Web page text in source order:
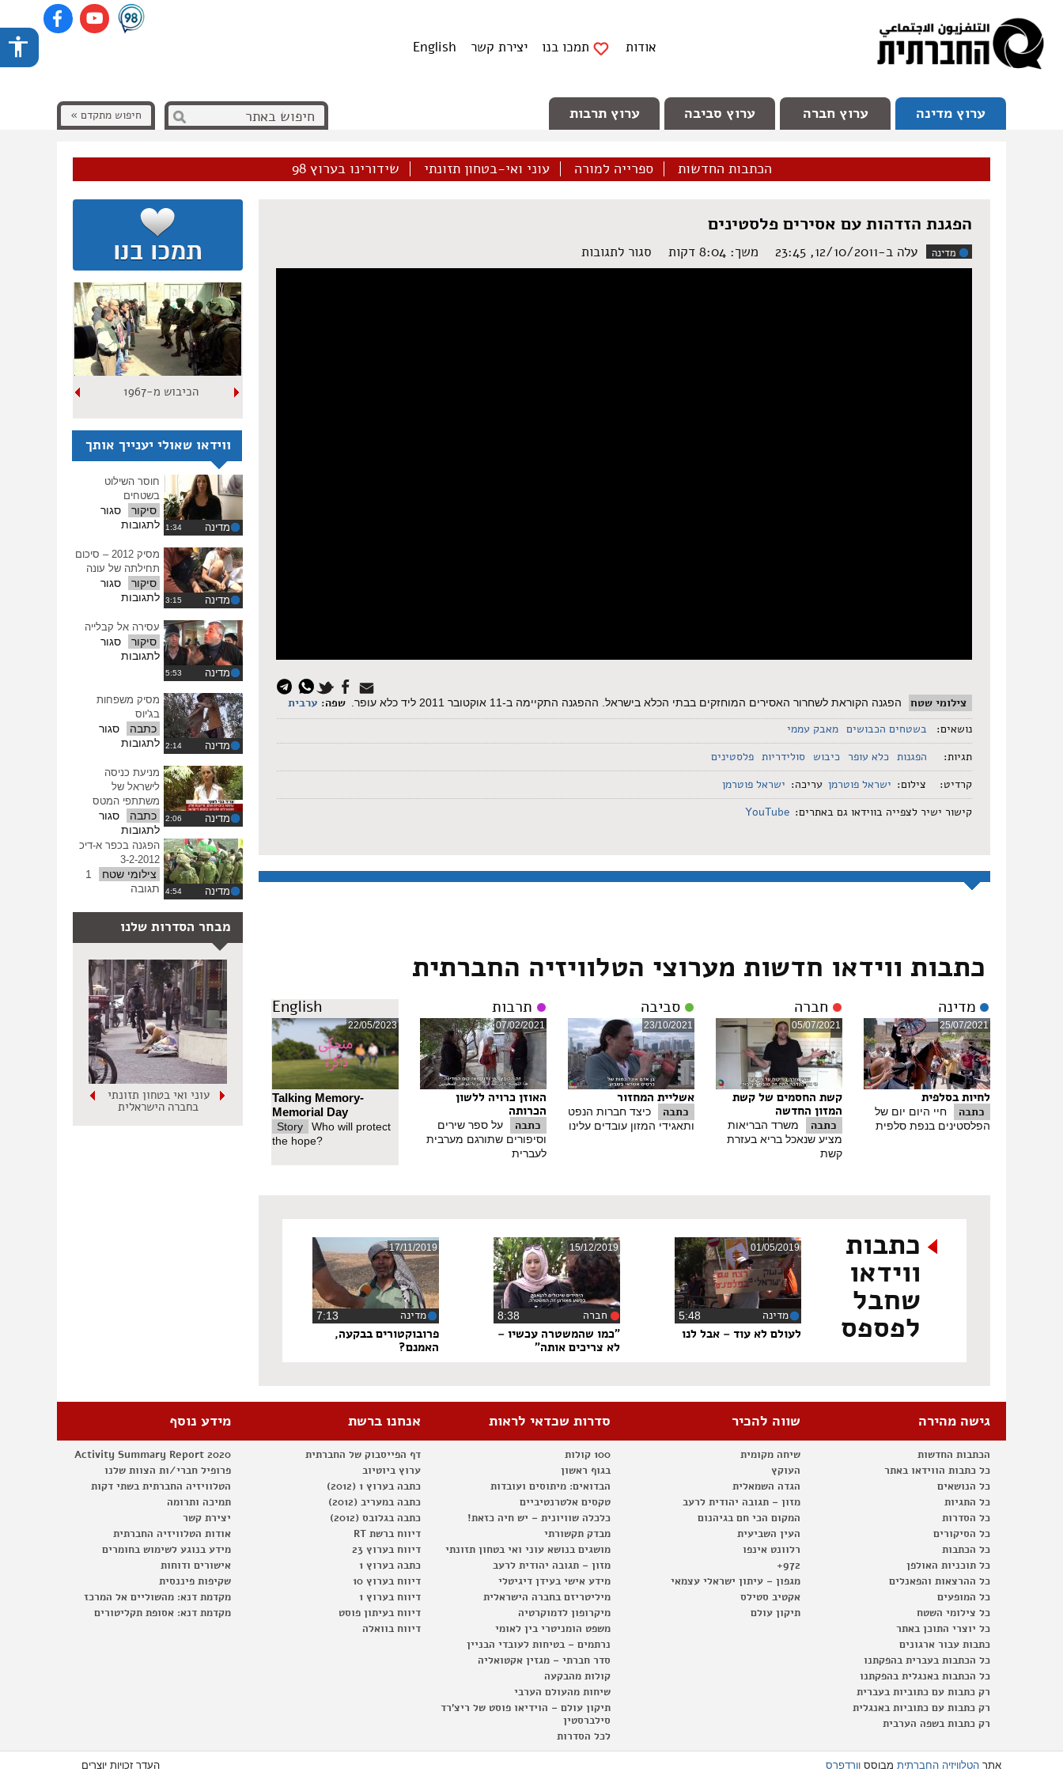
אודות תמכו בנו יצירת קשר English
ערוץ מדינה ערוץ חברה ערוץ סביבה ערוץ תרבות חיפוש מתקדם »
הכתבות החדשות ספרייה למורה עוני ואי-בטחון תזונתי שידורינו בערוץ 98
הפגנת הזדהות עם אסירים פלסטינים
מדינה עלה ב-12/10/2011, 23:45 משך: ‏8:04 דקות סגור לתגובותעל
הפגנת
צילומי שטח הפגנה הקוראת לשחרור האסירים המוחזקים בבתי הכלא בישראל. ההפגנה התקיימה ב-11 אוקטובר 2011 ליד כלא עופר. שפה: ערבית
נושאים:
בשטחים הכבושים מאבק עממי
תגיות:
הפגנות כלא עופר כיבוש סולידריות פלסטינים
קרדיט:
צילום: ישראל פוטרמן עריכה: ישראל פוטרמן
קישור ישיר לצפייה בווידאו גם באתרים: YouTube
כתבות ווידאו חדשות מערוצי הטלוויזיה החברתית
מדינה
25/07/2021
לחיות בסלפית
כתבה
חיי היום יום של
הפלסטינים בנפת סלפית
חברה
05/07/2021
קשת החסמים של קשת
המזון החדשה
כתבה
משרד הבריאות
מציע שנאכל בריא בעזרת
קשת
סביבה
23/10/2021
אשליית המחזור
כתבה
כיצד חברות הנפט
ותאגידי המזון עובדים עלינו
תרבות
07/02/2021
האוזן כרויה ללשון
הכרותה
כתבה
על ספר שירים
וסיפורים שתורגם מערבית
לעברית
English
22/05/2023
Talking Memory-
Memorial Day
Story
Who will protect
the hope?
הכיבוש מ-1967
ווידאו שאולי יענייך אותך
מדינה
חוסר השילוט
בשטחים
סיקור
סגור
לתגובותעל
השילוט
בשטחים
מדינה
מסיק 2012 – סיכום
תחילתה של עונה
סיקור
סגור
לתגובותעל
2012
–
סיכום
עונה
מדינה
עסירה אל קבלייה
סיקור
סגור
לתגובותעל
קבלייה
מדינה
מסיק משפחות
בג'יוס
כתבה
סגור
לתגובותעל
משפחות
בג'יוס
מדינה
מניעת כניסה
לישראל של
משתתפי המטס
כתבה
סגור
לתגובותעל
מניעת
כניסה
לישראל
המטס
מדינה
הפגנה בכפר א-דיכ
3-2-2012
צילומי שטח
1
תגובה
מבחר הסדרות שלנו
עוני ואי בטחון תזונתי
בחברה הישראלית
כתבות
ווידאו
שחבל
לפספס
01/05/2019
מדינה
לעולם לא עוד – אבל לנו
15/12/2019
חברה
"כמו שהמשטרה עכשיו –
לא צריכים אותה"
17/11/2019
מדינה
פרובוקטורים בבקעה,
האמנם?
גישה מהירה
הכתבות החדשות
כל כתבות הווידאו באתר
כל הנושאים
כל התגיות
כל הסדרות
כל הסיקורים
כל הכתבות
כל תוכניות האולפן
כל ההרצאות והפאנלים
כל המופעים
כל צילומי השטח
כל יוצרי התוכן באתר
כתבות עבור ארגונים
כל הכתבות בעברית בהפקתנו
כל הכתבות באנגלית בהפקתנו
רק כתבות עם כתוביות בעברית
רק כתבות עם כתוביות באנגלית
רק כתבות בשפה הערבית
שווה להכיר
שיחה מקומית
העוקץ
הגדה השמאלית
מזון – תגובה יהודית לרעב
המקום הכי חם בגיהנום
העין השביעית
רלוונט אינפו
972+
מגפון – עיתון ישראלי עצמאי
אקטיב סטילס
תיקון עולם
סדרות שכדאי לראות
100 קולות
בגוף ראשון
הבדואים: מיתוסים ועובדות
טקסים אלטרנטיביים
כלכלה שוויונית – יש חיה כזאת!
מבדק תקשורתי
מושגים בנושא עוני ואי בטחון תזונתי
מזון – תגובה יהודית לרעב
מידע אישי בעידן דיגיטלי
מיליטריזם בחברה הישראלית
מיקרופון לדמוקרטיה
משפט הומניטרי בין לאומי
נרתמים – בטיחות לעובדי הבניין
סדר חברתי – מגזין אקטואליה
קולות מהבקעה
שיחות מהעולם הערבי
תיקון עולם – הוידיאו פוסט של ריצ'רד
סילברסטין
לכל הסדרות
אנחנו ברשת
דף הפייסבוק של החברתית
ערוץ ביוטיוב
כתבה בערוץ 1 (2012)
כתבה במעריב (2012)
כתבה בגלובס (2012)
דיווח ברשת RT
דיווח בערוץ 23
כתבה בערוץ 1
דיווח בערוץ 10
דיווח בערוץ 1
דיווח בעיתון פוסט
דיווח בוואלה
מידע נוסף
Activity Summary Report 2020
פרופיל חברי/ות הצוות שלנו
הטלוויזיה החברתית בשתי דקות
תמיכה ותרומה
יצירת קשר
אודות הטלוויזיה החברתית
מידע בנוגע לשימוש בחומרים
אישורים ודוחות
שקיפות פיננסית
מקדמת דנא: מהשוליים אל המרכז
מקדמת דנא: אסופת תקליטורים
אתר הטלוויזיה החברתית מבוסס וורדפרס
העדר זכויות יוצרים